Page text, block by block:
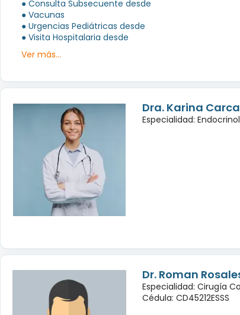
● Consulta Subsecuente desde
● Vacunas
● Urgencias Pediátricas desde
● Visita Hospitalaria desde
Ver más...
Dra. Karina
Especialidad:
Dr. Roman
Especialidad: Cirugía
Cédula: CD45212ESSS